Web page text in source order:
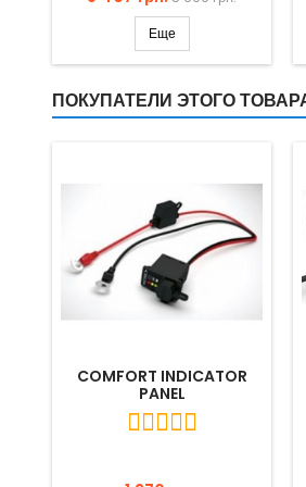
Еще
ПОКУПАТЕЛИ ЭТОГО
COMFORT INDICATOR
PANEL